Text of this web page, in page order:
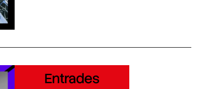
Entrades